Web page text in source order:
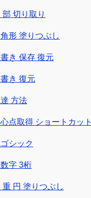
切り取り
形 塗りつぶし
き 保存 復元
き 復元
方法
点取得 ショートカット
シック
字 3桁
円 塗りつぶし